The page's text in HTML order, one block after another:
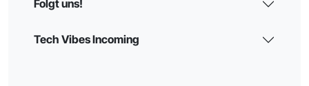
Folgt uns!
Tech Vibes Incoming